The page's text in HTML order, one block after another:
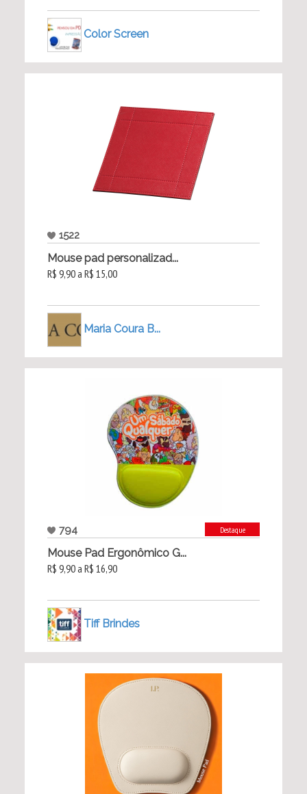
Color Screen
1522
Mouse pad personalizad...
R$ 9,90 a R$ 15,00
Maria Coura B...
794 Destaque
Mouse Pad Ergonômico G...
R$ 9,90 a R$ 16,90
Tiff Brindes